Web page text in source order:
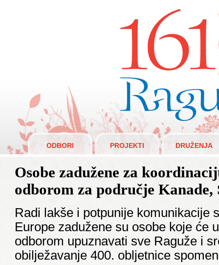
Raguži 1610.
ODBORI PROJEKTI DRUŽENJA
Osobe zadužene za
odborom za područje
Radi lakše i potpunije komunikacije
Europe zadužene su osobe koje će
odborom upuznavati sve Raguže i
obilježavanje 400. obljetnice